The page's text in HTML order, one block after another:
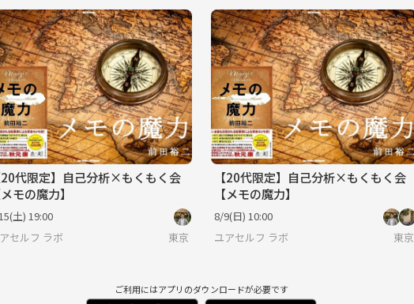
20代限定】自己分析×もくもく会
メモの魔力】
土) 19:00
セルフ ラボ
東京
【20代限定】自己分析×もくもく会
【メモの魔力】
8/9(日) 10:00
ユアセルフ ラボ
東京
ご利用にはアプリのダウンロードが必要です